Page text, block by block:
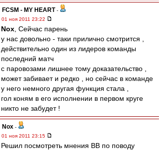
FCSM - MY HEART -
01 ноя 2011 23:22
Nox , Сейчас парень
у нас довольно - таки прилично смотрится ,
действительно один из лидеров команды
последний матч
с паровозами лишнее тому доказательство ,
может забивает и редко , но сейчас в команде
у него немного другая функция стала ,
гол коням в его исполнении в первом круге
никто не забудет !
Nox -
01 ноя 2011 23:15
Решил посмотреть мнения ВВ по поводу